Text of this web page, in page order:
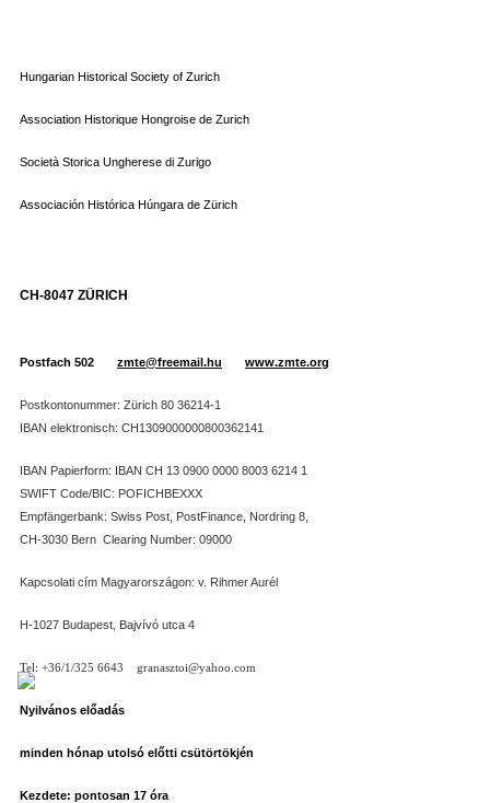
Hungarian Historical Society of Zurich
Association Historique Hongroise de Zurich
Società Storica Ungherese di Zurigo
Associación Histórica Húngara de Zürich
CH-8047 ZÜRICH
Postfach 502 zmte@freemail.hu www.zmte.org
Postkontonummer: Zürich 80 36214-1
IBAN elektronisch: CH1309000000800362141
IBAN Papierform: IBAN CH 13 0900 0000 8003 6214 1
SWIFT Code/BIC: POFICHBEXXX
Empfängerbank: Swiss Post, PostFinance, Nordring 8,
CH-3030 Bern Clearing Number: 09000
Kapcsolati cím Magyarországon: v. Rihmer Aurél
H-1027 Budapest, Bajvívó utca 4
Tel: +36/1/325 6643 granasztoi@yahoo.com
Nyilvános előadás
minden hónap utolsó előtti csütörtökjén
Kezdete: pontosan 17 óra